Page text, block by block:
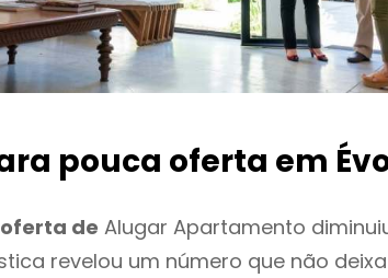
pouca oferta em
oferta de Alugar Apartamento
revelou um número que não